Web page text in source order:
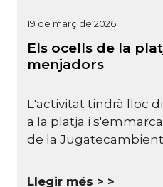
19 de març de 2026
Els ocells de la
menjadors
L'activitat tindrà lloc
a la platja i
de la
Llegir més >